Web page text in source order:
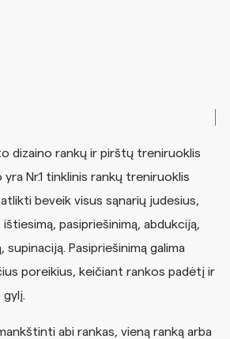
dizaino rankų ir pirštų treniruoklis
Nr.1 tinklinis rankų treniruoklis
atlikti beveik visus sąnarių judesius,
pasipriešinimą, abdukciją,
supinaciją. Pasipriešinimą galima
poreikius, keičiant rankos padėtį ir
gylį.
abi rankas, vieną ranką arba